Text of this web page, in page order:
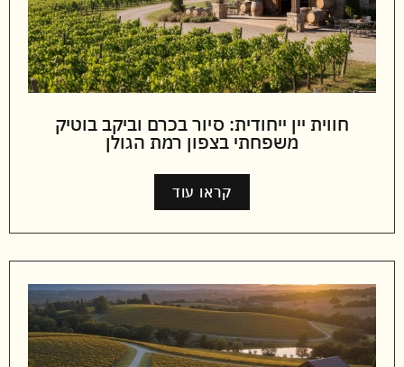
חווית יין ייחודית: סיור בכרם וביקב בוטיק
משפחתי בצפון רמת הגולן
קראו עוד